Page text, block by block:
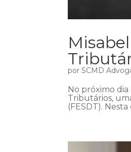
porSCMD
No próximo dia
Tributários,
(FESDT).